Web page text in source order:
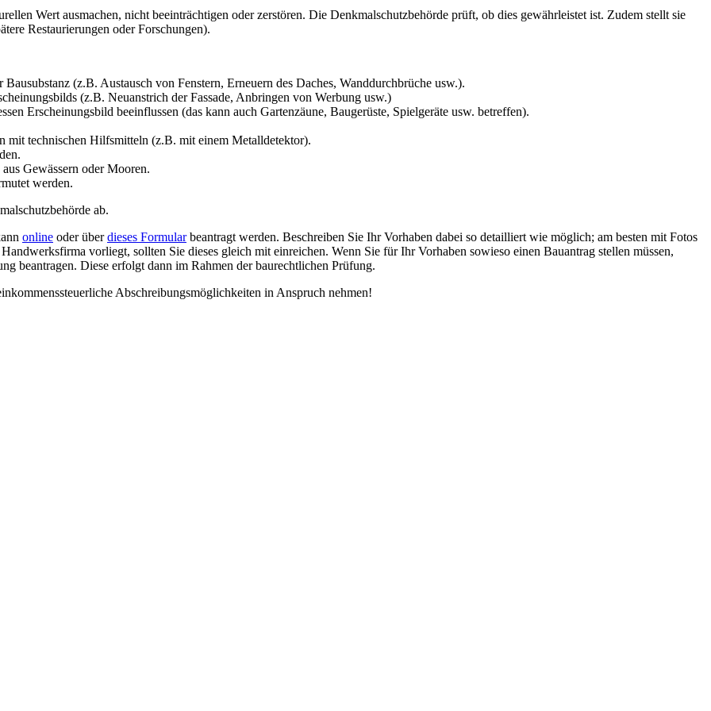
Wert ausmachen, nicht beeinträchtigen oder zerstören. Die Denkmalschutzbehörde prüft, ob dies gewährleistet ist. Zudem stellt sie
Restaurierungen oder Forschungen).
(z.B. Austausch von Fenstern, Erneuern des Daches, Wanddurchbrüche usw.).
(z.B. Neuanstrich der Fassade, Anbringen von Werbung usw.)
Erscheinungsbild beeinflussen (das kann auch Gartenzäune, Baugerüste, Spielgeräte usw. betreffen).
mit technischen Hilfsmitteln (z.B. mit einem Metalldetektor).
Gewässern oder Mooren.
werden.
ab.
online oder überdieses Formularbeantragt werden. Beschreiben Sie Ihr Vorhaben dabei so detailliert wie möglich; am besten mit Fotos
vorliegt, sollten Sie dieses gleich mit einreichen. Wenn Sie für Ihr Vorhaben sowieso einen Bauantrag stellen müssen,
beantragen. Diese erfolgt dann im Rahmen der baurechtlichen Prüfung.
Abschreibungsmöglichkeiten in Anspruch nehmen!